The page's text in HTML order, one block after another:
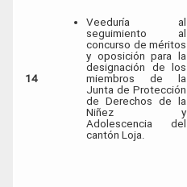
14
Veeduría al
seguimiento al
concurso de méritos
y oposición para la
designación de los
miembros de la
Junta de Protección
de Derechos de la
Niñez y
Adolescencia del
cantón Loja.